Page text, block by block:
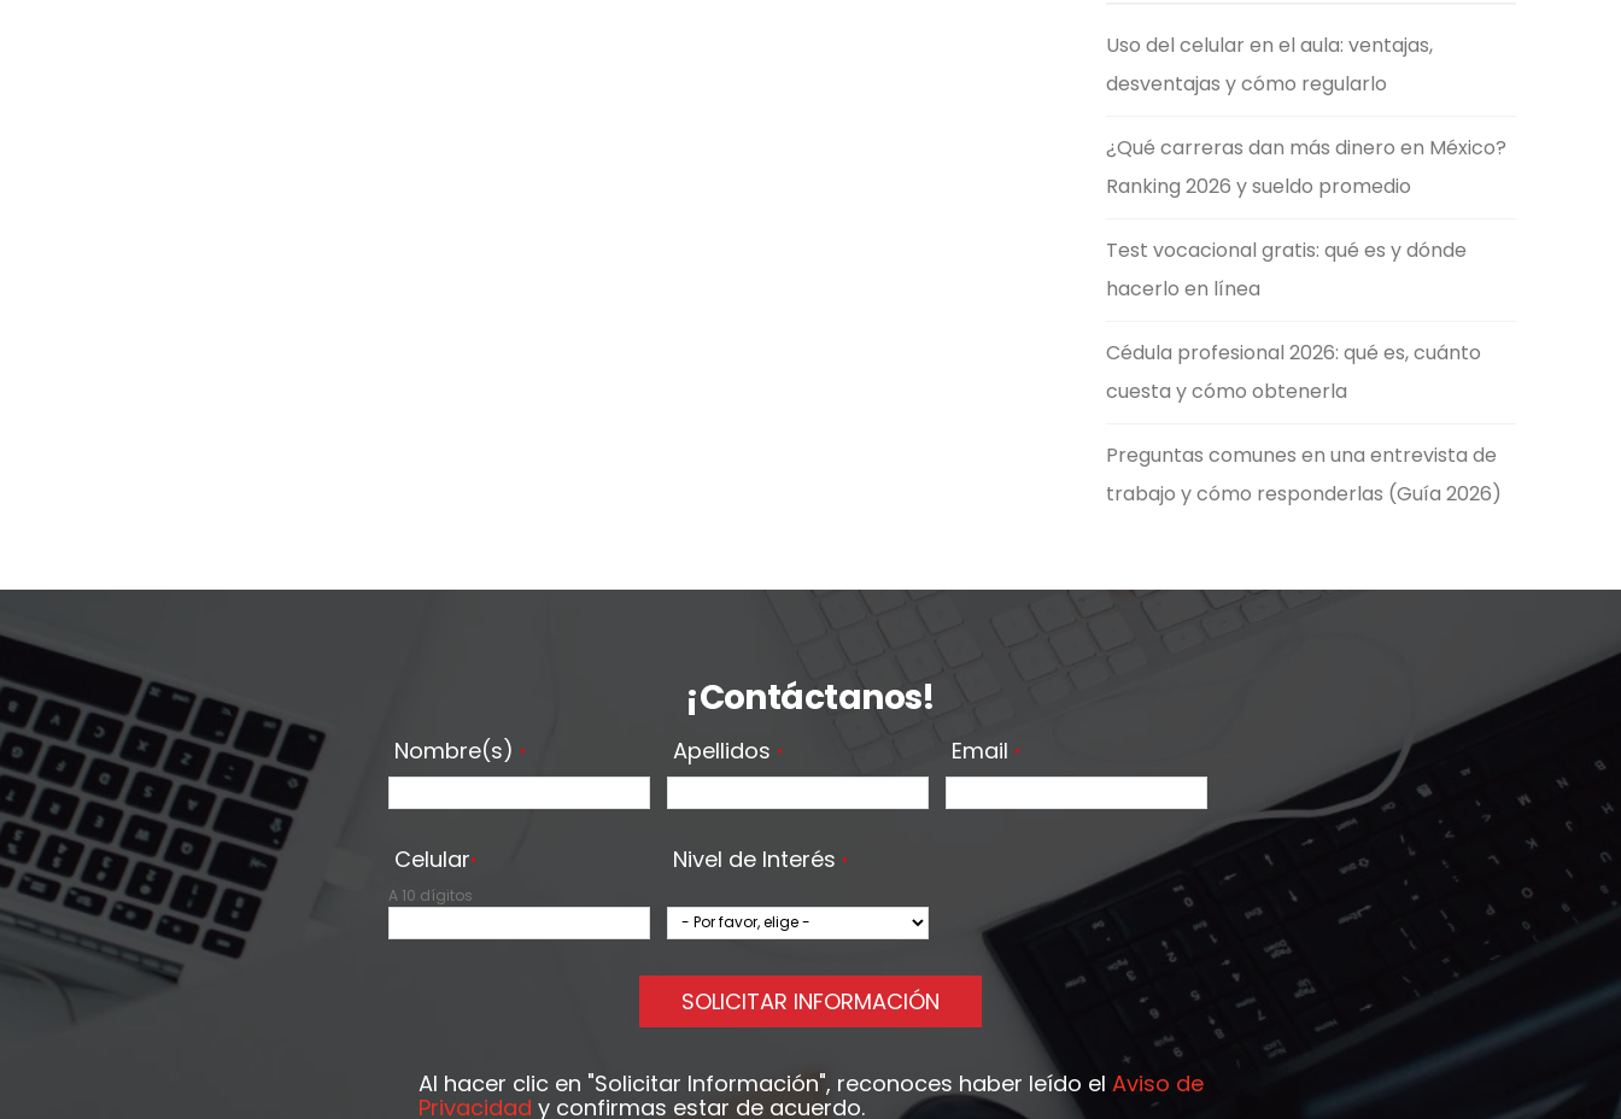
Uso del celular en el aula: ventajas,
desventajas y cómo regularlo
¿Qué carreras dan más dinero en México?
Ranking 2026 y sueldo promedio
Test vocacional gratis: qué es y dónde
hacerlo en línea
Cédula profesional 2026: qué es, cuánto
cuesta y cómo obtenerla
Preguntas comunes en una entrevista de
trabajo y cómo responderlas (Guía 2026)
¡Contáctanos!
Nombre(s) * Apellidos * Email *
Celular*
A 10 dígitos
Nivel de Interés *
SOLICITAR INFORMACIÓN
Al hacer clic en "Solicitar Información", reconoces haber leído el Aviso de
Privacidad y confirmas estar de acuerdo.